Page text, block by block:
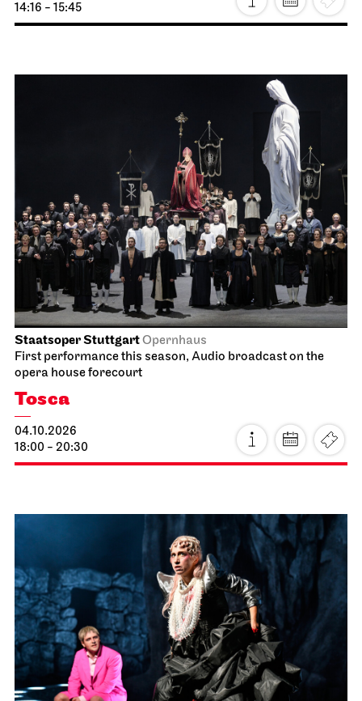
14:16 - 15:45
Staatsoper StuttgartOpernhaus
First performance this season, Audio broadcast on the
opera house forecourt
Tosca
04.10.2026
18:00 - 20:30